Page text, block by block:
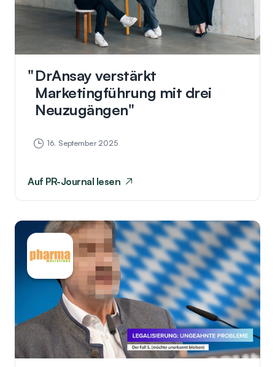
DrAnsay verstärkt
Marketingführung mit drei
Neuzugängen
16. September 2025
Auf PR-Journal lesen